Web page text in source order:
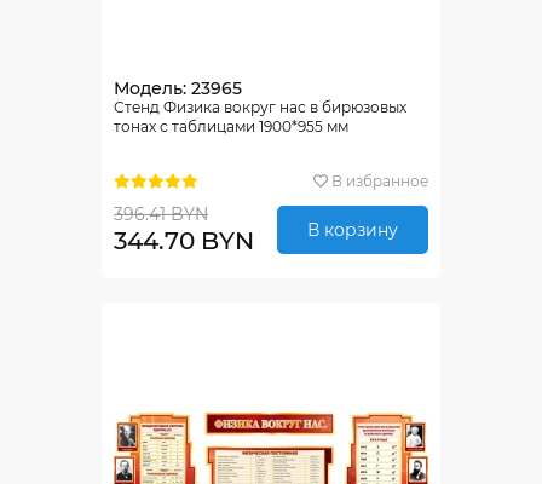
Модель: 23965
Стенд Физика вокруг нас в бирюзовых
тонах с таблицами 1900*955 мм
В избранное
396.41 BYN
344.70 BYN В корзину